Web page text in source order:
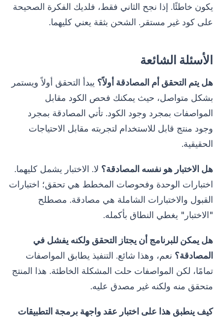
يكون خاطئًا. إذا نجح الثاني فقط، فلديك الفكرة الصحيحة
على كود غير مستقر. الشحن بثقة يعني كليهما.
الأسئلة الشائعة
هل يتم التحقق أم المصادقة أولاً؟ يبدأ التحقق أولاً ويستمر
بشكل متواصل، حيث يمكنك فحص الكود مقابل
المواصفات بمجرد وجود الكود. تأتي المصادقة بمجرد
وجود منتج قابل للاستخدام لتجربته مقابل الاحتياجات
الحقيقية.
هل الاختبار هو نفسه المصادقة؟ لا. الاختبار يشمل كليهما.
اختبارات الوحدة وفحوصات المخطط هي تحقق؛ اختبارات
القبول والاختبارات الشاملة هي مصادقة. مصطلح
"الاختبار" يغطي النطاق بأكمله.
هل يمكن للبرنامج أن يجتاز التحقق ولكنه يفشل في
المصادقة؟ نعم، وهذا شائع. التنفيذ يطابق المواصفات
تمامًا، لكن المواصفات حلت المشكلة الخاطئة. هذا المنتج
متحقق منه ولكنه غير مصدق عليه.
كيف ينطبق هذا على اختبار عقد واجهة برمجة التطبيقات